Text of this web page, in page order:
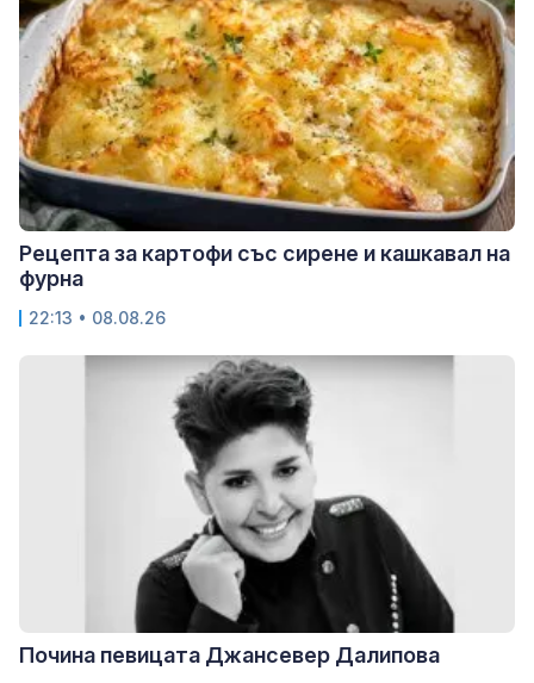
Рецепта за картофи със сирене и кашкавал на
фурна
22:13 • 08.08.26
Почина певицата Джансевер Далипова